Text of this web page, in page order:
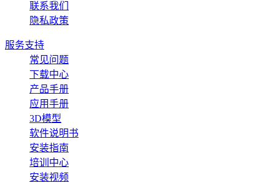
联系我们
隐私政策
服务支持
常见问题
下载中心
产品手册
应用手册
3D模型
软件说明书
安装指南
培训中心
安装视频